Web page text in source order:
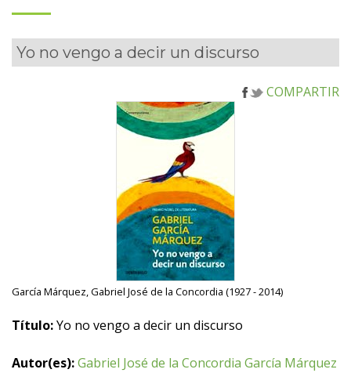
Yo no vengo a decir un discurso
COMPARTIR
García Márquez, Gabriel José de la Concordia (1927 - 2014)
Título:Yo no vengo a decir un discurso
Autor(es):Gabriel José de la Concordia García Márquez